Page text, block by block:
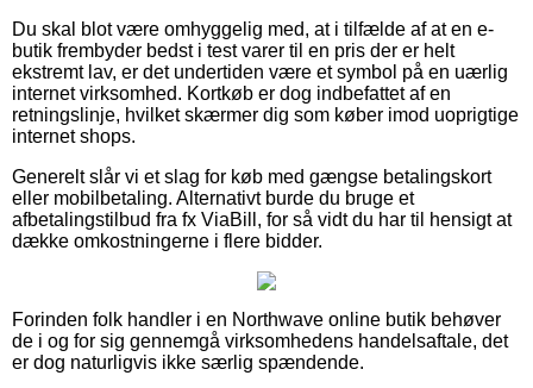
Du skal blot være omhyggelig med, at i tilfælde af at en e-
butik frembyder bedst i test varer til en pris der er helt
ekstremt lav, er det undertiden være et symbol på en uærlig
internet virksomhed. Kortkøb er dog indbefattet af en
retningslinje, hvilket skærmer dig som køber imod uoprigtige
internet shops.
Generelt slår vi et slag for køb med gængse betalingskort
eller mobilbetaling. Alternativt burde du bruge et
afbetalingstilbud fra fx ViaBill, for så vidt du har til hensigt at
dække omkostningerne i flere bidder.
Forinden folk handler i en Northwave online butik behøver
de i og for sig gennemgå virksomhedens handelsaftale, det
er dog naturligvis ikke særlig spændende.